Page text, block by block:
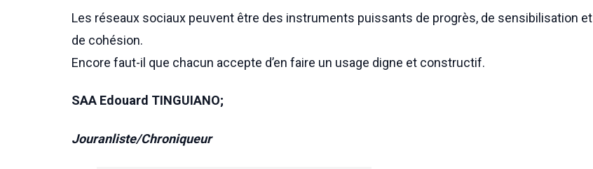
Les réseaux sociaux peuvent être des instruments puissants de progrès, de sensibilisation et
de cohésion.
Encore faut-il que chacun accepte d’en faire un usage digne et constructif.
SAA Edouard TINGUIANO;
Jouranliste/Chroniqueur